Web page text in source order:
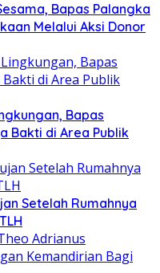
Bapas Palangka
Melalui Aksi Donor
Bapas
Bakti di Area Publik
Setelah Rumahnya